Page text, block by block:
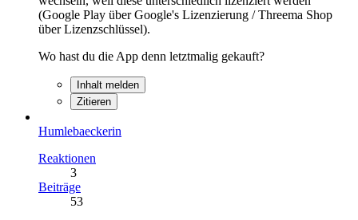
(Google Play über Google's Lizenzierung / Threema Shop
über Lizenzschlüssel).
Wo hast du die App denn letztmalig gekauft?
Inhalt melden
Zitieren
Humlebaeckerin
Reaktionen
3
Beiträge
53